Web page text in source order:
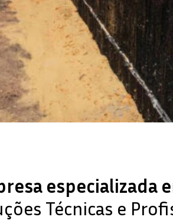
especializada
Técnicas e